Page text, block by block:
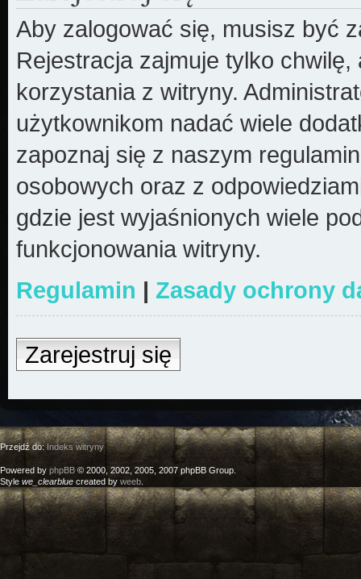
Aby zalogować się, musisz być
Rejestracja zajmuje tylko
korzystania z witryny.
użytkownikom nadać wiele
zapoznaj się z naszym
osobowych oraz z
gdzie jest wyjaśnionych wiele
funkcjonowania witryny.
Regulamin | Zasady ochrony
Zarejestruj się
Przejdź do:Indeks witryny
Powered by phpBB © 2000, 2002, 2005, 2007 phpBB Group.
Style we_clearblue created by weeb